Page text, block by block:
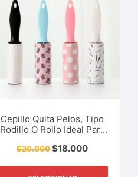
Cepillo Quita Pelos, Tipo
Rodillo O Rollo Ideal Para
Residuos, Lanas, Polvo,
$20.000$18.000